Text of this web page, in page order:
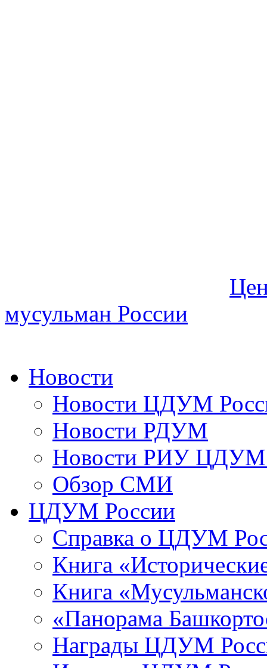
мусульман России
Новости
Новости ЦДУМ
Новости РДУМ
Новости РИУ ЦДУМ
Обзор СМИ
ЦДУМ России
Справка о ЦДУМ
Книга
Книга
«Панорама
Награды ЦДУМ